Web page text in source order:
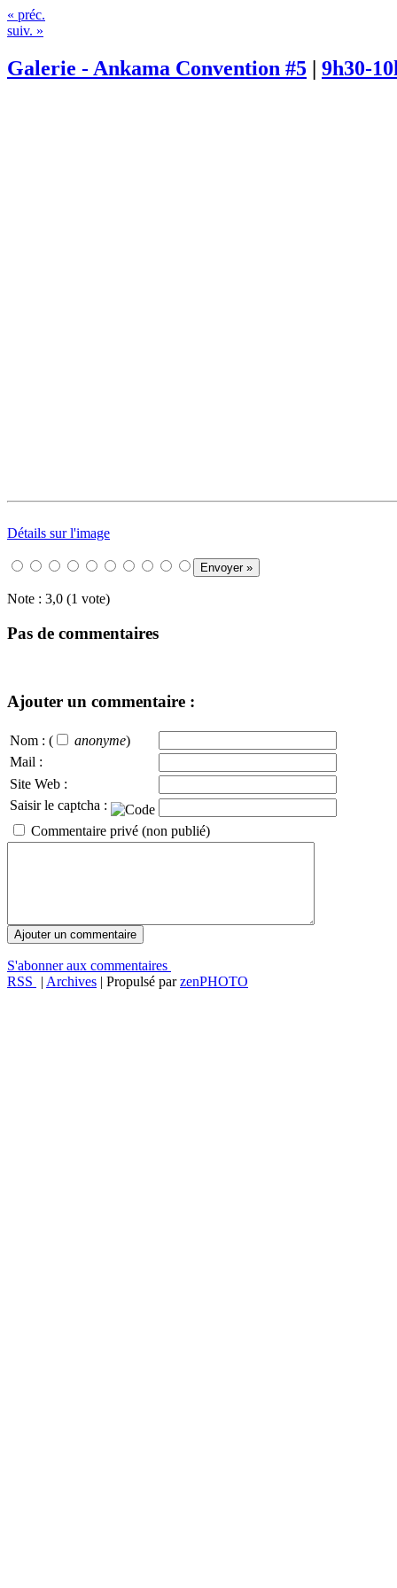
« préc.
suiv. »
Galerie - Ankama Convention #5 | 9h30-
Détails sur l'image
Note : 3,0 (1 vote)
Pas de commentaires
Ajouter un commentaire :
Nom : ( anonyme)
Mail :
Site Web :
Saisir le captcha :
Commentaire privé (non publié)
S'abonner aux commentaires
RSS
| Archives | Propulsé parzenPHOTO